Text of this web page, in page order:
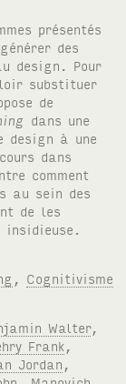
présentés
des
design. Pour
substituer
de
dans une
à une
dans
comment
au sein des
de les
Cognitivisme
Walter,
Frank
Jordan